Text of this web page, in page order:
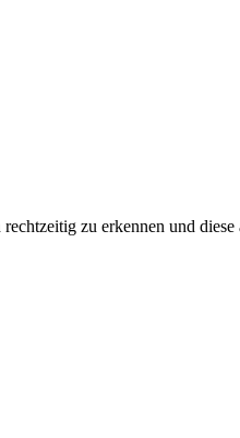
zu erkennen und